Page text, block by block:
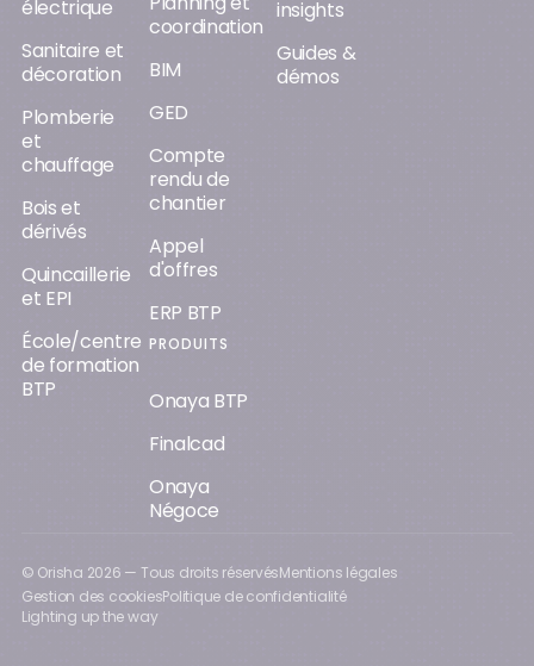
électrique
Sanitaire et
décoration
Plomberie
et
chauffage
Bois et
dérivés
Quincaillerie
et EPI
École/centre
de formation
BTP
coordination
BIM
GED
Compte
rendu de
chantier
Appel
d'offres
ERP BTP
PRODUITS
Onaya BTP
Finalcad
Onaya
Négoce
insights
Guides &
démos
© Orisha 2026 — Tous droits réservésMentions légales
Gestion des cookiesPolitique de confidentialité
Lighting up the way